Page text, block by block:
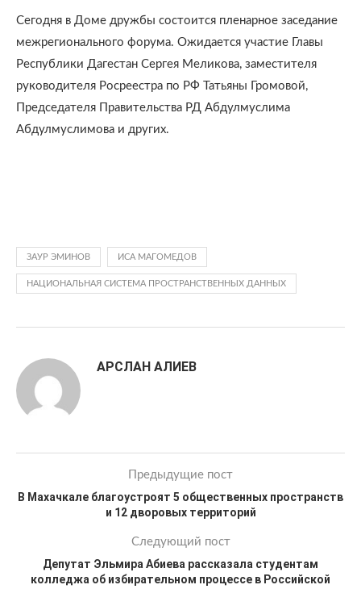
Сегодня в Доме дружбы состоится пленарное заседание
межрегионального форума. Ожидается участие Главы
Республики Дагестан Сергея Меликова, заместителя
руководителя Росреестра по РФ Татьяны Громовой,
Председателя Правительства РД Абдулмуслима
Абдулмуслимова и других.
ЗАУР ЭМИНОВ ИСА МАГОМЕДОВ
НАЦИОНАЛЬНАЯ СИСТЕМА ПРОСТРАНСТВЕННЫХ ДАННЫХ
АРСЛАН АЛИЕВ
Предыдущие пост
В Махачкале благоустроят 5 общественных пространств
и 12 дворовых территорий
Следующий пост
Депутат Эльмира Абиева рассказала студентам
колледжа об избирательном процессе в Российской